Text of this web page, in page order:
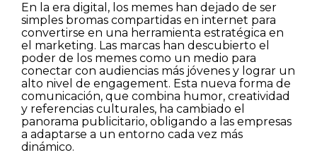
En la era digital, los memes han dejado de ser
simples bromas compartidas en internet para
convertirse en una herramienta estratégica en
el marketing. Las marcas han descubierto el
poder de los memes como un medio para
conectar con audiencias más jóvenes y lograr un
alto nivel de engagement. Esta nueva forma de
comunicación, que combina humor, creatividad
y referencias culturales, ha cambiado el
panorama publicitario, obligando a las empresas
a adaptarse a un entorno cada vez más
dinámico.